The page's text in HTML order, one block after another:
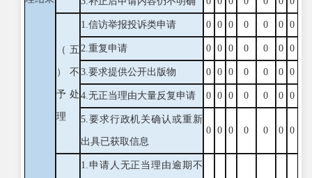
（五
）不
予处
理
1.信访举报投诉类申请 0 0 0 0 0 0 0
2.重复申请 0 0 0 0 0 0 0
3.要求提供公开出版物 0 0 0 0 0 0 0
4.无正当理由大量反复申请 0 0 0 0 0 0 0
5.要求行政机关确认或重新
出具已获取信息
0 0 0 0 0 0 0
1.申请人无正当理由逾期不